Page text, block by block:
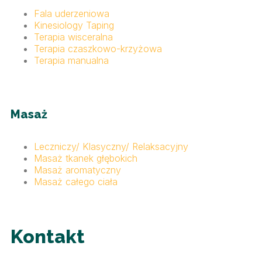
Fala uderzeniowa
Kinesiology Taping
Terapia wisceralna
Terapia czaszkowo-krzyżowa
Terapia manualna
Masaż
Leczniczy/ Klasyczny/ Relaksacyjny
Masaż tkanek głębokich
Masaż aromatyczny
Masaż całego ciała
Kontakt